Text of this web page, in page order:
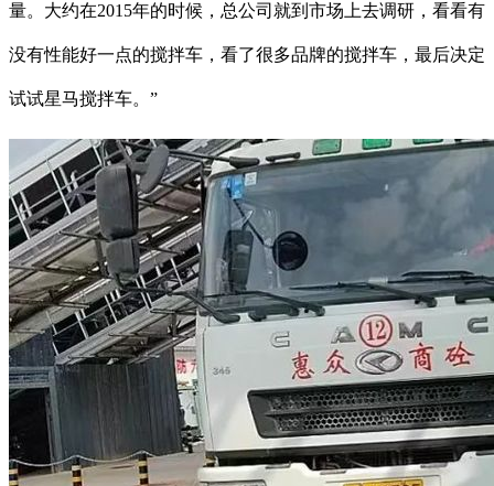
量。大约在2015年的时候，总公司就到市场上去调研，看看有
没有性能好一点的搅拌车，看了很多品牌的搅拌车，最后决定
试试星马搅拌车。”